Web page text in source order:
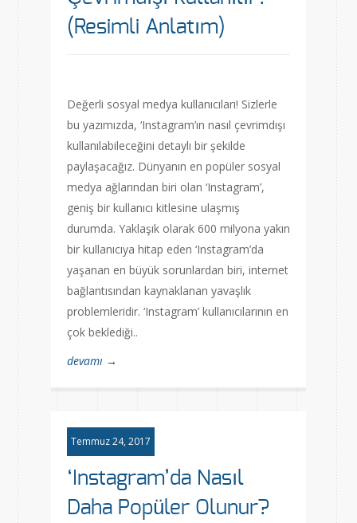
(Resimli Anlatım)
Değerli sosyal medya kullanıcıları! Sizlerle
bu yazımızda, ‘Instagram’ın nasıl çevrimdışı
kullanılabileceğini detaylı bir şekilde
paylaşacağız. Dünyanın en popüler sosyal
medya ağlarından biri olan ‘Instagram’,
geniş bir kullanıcı kitlesine ulaşmış
durumda. Yaklaşık olarak 600 milyona yakın
bir kullanıcıya hitap eden ‘Instagram’da
yaşanan en büyük sorunlardan biri, internet
bağlantısından kaynaklanan yavaşlık
problemleridir. ‘Instagram’ kullanıcılarının en
çok beklediği..
devamı →
Temmuz 24, 2017
‘Instagram’da Nasıl
Daha Popüler Olunur?